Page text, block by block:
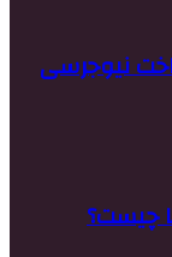
نیوجرسی
چیست؟